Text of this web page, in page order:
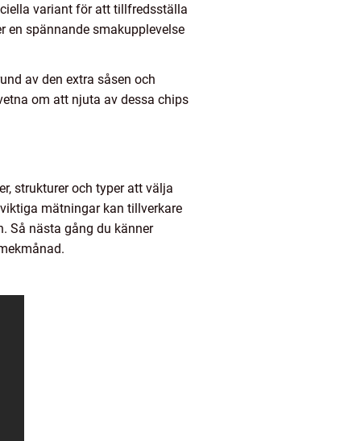
variant för att tillfredsställa
en spännande smakupplevelse
av den extra såsen och
om att njuta av dessa chips
strukturer och typer att välja
mätningar kan tillverkare
Så nästa gång du känner